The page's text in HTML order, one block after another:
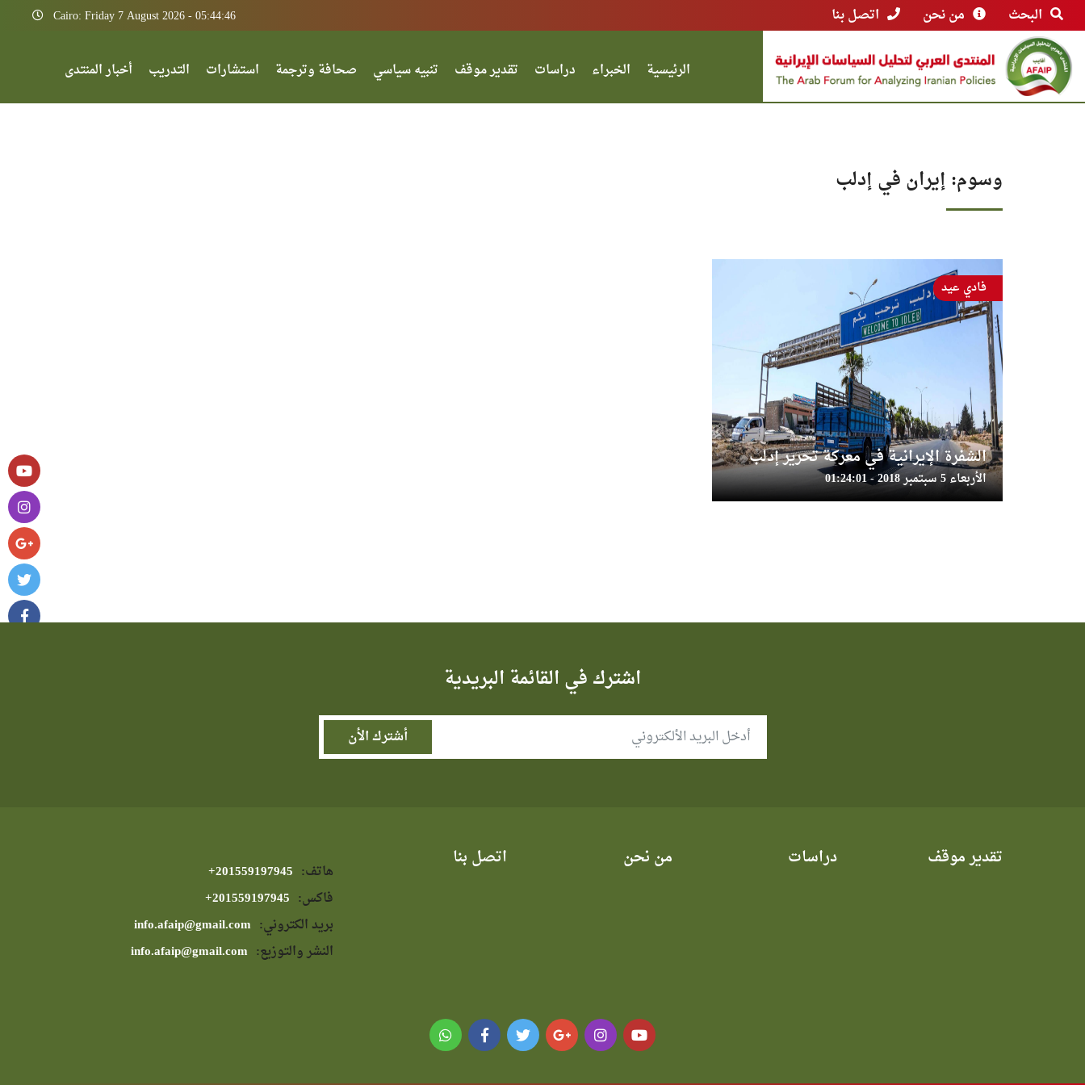
البحث من نحن اتصل بنا Cairo: Friday 7 August 2026 - 05:44:46
الرئيسية الخبراء دراسات تقدير موقف تنبيه سياسي صحافة وترجمة استشارات التدريب أخبار المنتدى
وسوم: إيران في إدلب
الشفرة الإيرانية في معركة تحرير إدلب
الأربعاء 5 سبتمبر 2018 - 01:24:01
فادي عيد
اشترك في القائمة البريدية
تقدير موقف دراسات من نحن اتصل بنا
هاتف:
فاكس:
بريد الكتروني:
النشر والتوزيع: